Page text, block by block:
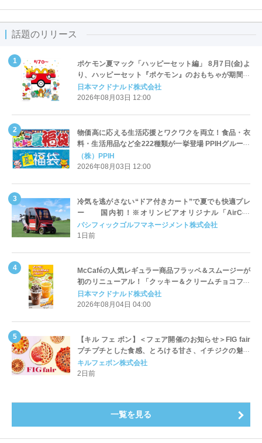
話題のリリース
ポケモン夏マック「ハッピーセット編」 8月7日(金)よ
り、ハッピーセット『ポケモン』のおもちゃが期間限
定登場
日本マクドナルド株式会社
2026年08月03日 12:00
物価高に応える生活応援とワクワクを両立！食品・衣
料・生活用品など全222種類が一挙登場 PPIHグループ
「夏福袋」＆セール 8月6日(木)より順次スタート
（株）PPIH
2026年08月03日 12:00
冷気を逃がさない“ドア付きカート”で夏でも快適プレ
ー 国内初！※オリンピアオリジナル「AirCon
Cart（エアコンカート）」導入 | ＰＧＭ
パシフィックゴルフマネージメント株式会社
1日前
McCaféの人気レギュラー商品フラッペ＆スムージーが
初のリニューアル！「クッキー＆クリームチョコフラ
ッペ」「マンゴースムージー」8月5日（水）から販売
開始
日本マクドナルド株式会社
2026年08月04日 04:00
【キル フェ ボン】＜フェア開催のお知らせ＞FIG fair
プチプチとした食感、とろける甘さ、イチジクの魅力
をたっぷりと。新作を含め、イチジク尽くしの全4種が
登場8月20日（木）スタート
キルフェボン株式会社
2日前
一覧を見る